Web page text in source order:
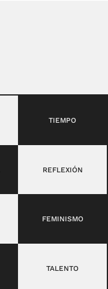
TIEMPO
REFLEXIÓN
FEMINISMO
TALENTO